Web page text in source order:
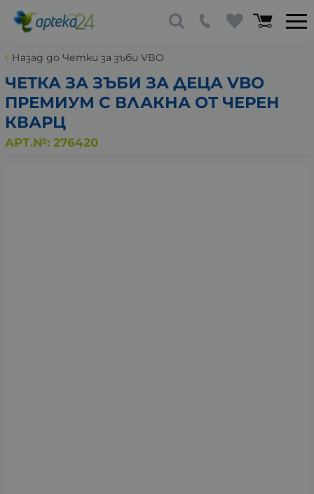
Назад до Четки за зъби VBO
ЧЕТКА ЗА ЗЪБИ ЗА ДЕЦА VBO
ПРЕМИУМ С ВЛАКНА ОТ ЧЕРЕН
КВАРЦ
АРТ.№: 276420